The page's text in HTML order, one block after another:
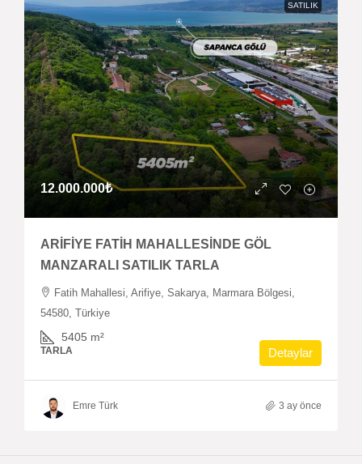
SATILIK
12.000.000₺
ARİFİYE FATİH MAHALLESİNDE GÖL
MANZARALI SATILIK TARLA
Fatih Mahallesi, Arifiye, Sakarya, Marmara Bölgesi,
54580, Türkiye
5405 m²
TARLA Detaylar
Emre Türk 3 ay önce